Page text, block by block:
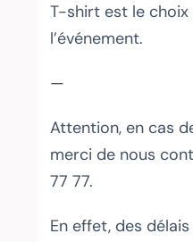
T-shirt est le
l’événement.
—
Attention, en cas
merci de nous
77 77.
En effet, des